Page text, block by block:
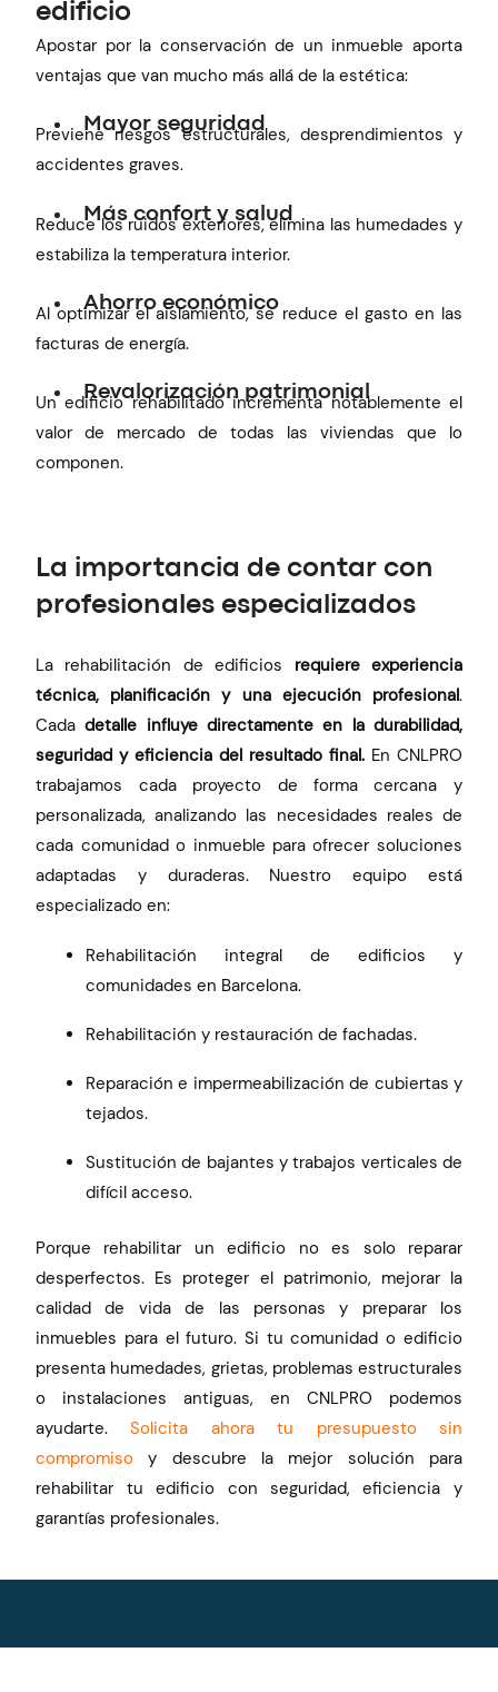
edificio
Apostar por la conservación de un inmueble aporta
ventajas que van mucho más allá de la estética:
Mayor seguridad
Previene riesgos estructurales, desprendimientos y
accidentes graves.
Más confort y salud
Reduce los ruidos exteriores, elimina las humedades y
estabiliza la temperatura interior.
Ahorro económico
Al optimizar el aislamiento, se reduce el gasto en las
facturas de energía.
Revalorización patrimonial
Un edificio rehabilitado incrementa notablemente el
valor de mercado de todas las viviendas que lo
componen.
La importancia de contar con
profesionales especializados
La rehabilitación de edificios requiere experiencia
técnica, planificación y una ejecución profesional.
Cadadetalle influye directamente en la durabilidad,
seguridad y eficiencia del resultado final. En CNLPRO
trabajamos cada proyecto de forma cercana y
personalizada, analizando las necesidades reales de
cada comunidad o inmueble para ofrecer soluciones
adaptadas y duraderas. Nuestro equipo está
especializado en:
Rehabilitación integral de edificios y
comunidades en Barcelona.
Rehabilitación y restauración de fachadas.
Reparación e impermeabilización de cubiertas y
tejados.
Sustitución de bajantes y trabajos verticales de
difícil acceso.
Porque rehabilitar un edificio no es solo reparar
desperfectos. Es proteger el patrimonio, mejorar la
calidad de vida de las personas y preparar los
inmuebles para el futuro. Si tu comunidad o edificio
presenta humedades, grietas, problemas estructurales
o instalaciones antiguas, en CNLPRO podemos
ayudarte.Solicita ahora tu presupuesto sin
compromiso y descubre la mejor solución para
rehabilitar tu edificio con seguridad, eficiencia y
garantías profesionales.